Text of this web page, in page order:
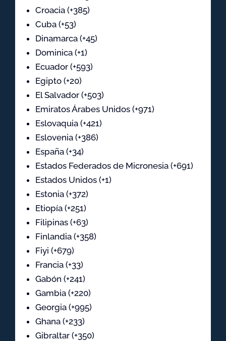
Croacia (+385)
Cuba (+53)
Dinamarca (+45)
Dominica (+1)
Ecuador (+593)
Egipto (+20)
El Salvador (+503)
Emiratos Árabes Unidos (+971)
Eslovaquia (+421)
Eslovenia (+386)
España (+34)
Estados Federados de Micronesia (+691)
Estados Unidos (+1)
Estonia (+372)
Etiopía (+251)
Filipinas (+63)
Finlandia (+358)
Fiyi (+679)
Francia (+33)
Gabón (+241)
Gambia (+220)
Georgia (+995)
Ghana (+233)
Gibraltar (+350)